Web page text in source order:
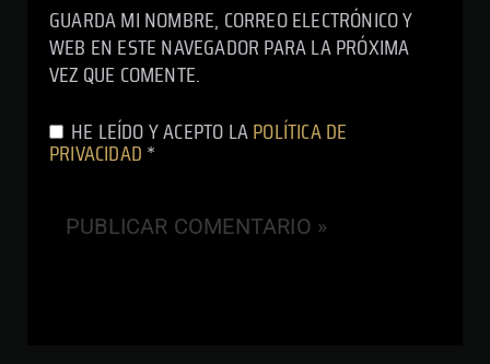
GUARDA MI NOMBRE, CORREO ELECTRÓNICO Y
WEB EN ESTE NAVEGADOR PARA LA PRÓXIMA
VEZ QUE COMENTE.
HE LEÍDO Y ACEPTO LAPOLÍTICA DE
PRIVACIDAD*